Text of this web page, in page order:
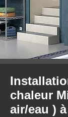
chaleur
air/eau )